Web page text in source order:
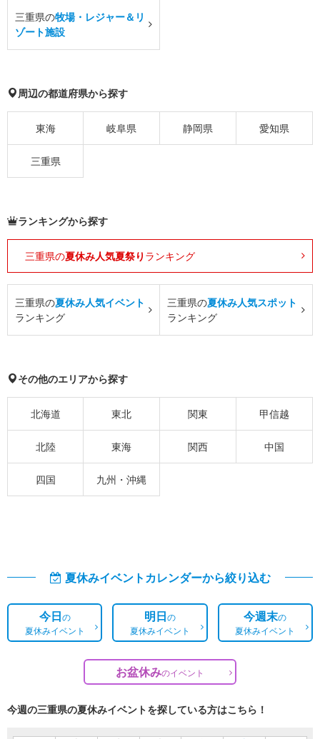
三重県の牧場・レジャー＆リ
ゾート施設
周辺の都道府県から探す
東海 岐阜県 静岡県 愛知県
三重県
ランキングから探す
三重県の夏休み人気夏祭り ランキング
三重県の夏休み人気イベント
ランキング
三重県の夏休み人気スポット
ランキング
その他のエリアから探す
北海道 東北 関東 甲信越
北陸 東海 関西 中国
四国 九州・沖縄
夏休みイベントカレンダーから絞り込む
今日の
夏休みイベント
明日の
夏休みイベント
今週末の
夏休みイベント
お盆休みのイベント
今週の三重県の夏休みイベントを探している方はこちら！